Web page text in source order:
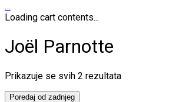
…
Loading cart contents...
Joël Parnotte
Prikazuje se svih 2 rezultataPoredano
Poredaj od zadnjeg